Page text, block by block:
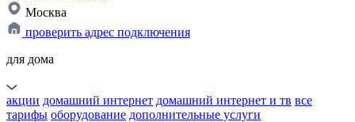
Москва
проверить адрес подключения
для дома
акции домашний интернет домашний интернет и тв все
тарифы оборудование дополнительные услуги